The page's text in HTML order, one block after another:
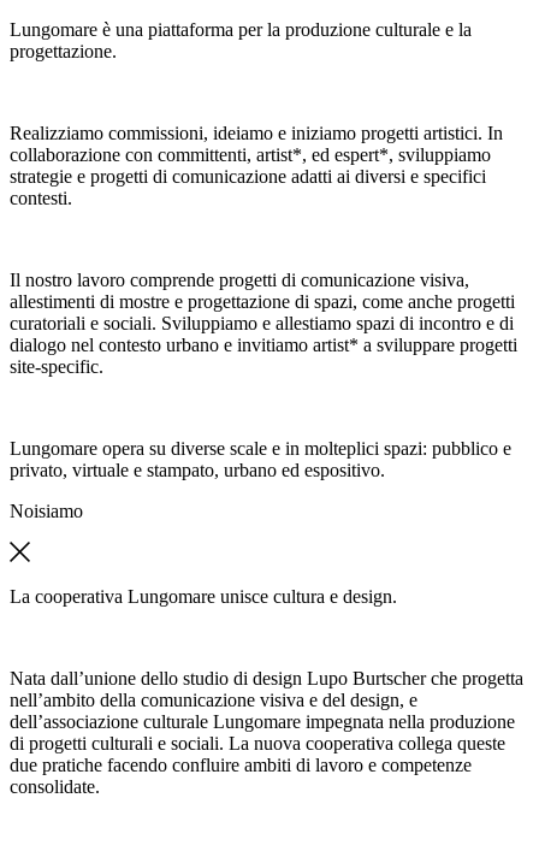
Lungomare è una piattaforma per la produzione culturale e la
progettazione.
Realizziamo commissioni, ideiamo e iniziamo progetti artistici. In
collaborazione con committenti, artist*, ed espert*, sviluppiamo
strategie e progetti di comunicazione adatti ai diversi e specifici
contesti.
Il nostro lavoro comprende progetti di comunicazione visiva,
allestimenti di mostre e progettazione di spazi, come anche progetti
curatoriali e sociali. Sviluppiamo e allestiamo spazi di incontro e di
dialogo nel contesto urbano e invitiamo artist* a sviluppare progetti
site-specific.
Lungomare opera su diverse scale e in molteplici spazi: pubblico e
privato, virtuale e stampato, urbano ed espositivo.
Noisiamo
La cooperativa Lungomare unisce cultura e design.
Nata dall’unione dello studio di design Lupo Burtscher che progetta
nell’ambito della comunicazione visiva e del design, e
dell’associazione culturale Lungomare impegnata nella produzione
di progetti culturali e sociali. La nuova cooperativa collega queste
due pratiche facendo confluire ambiti di lavoro e competenze
consolidate.